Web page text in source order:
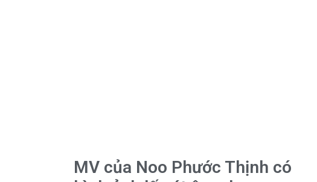
MV của Noo Phước Thịnh có